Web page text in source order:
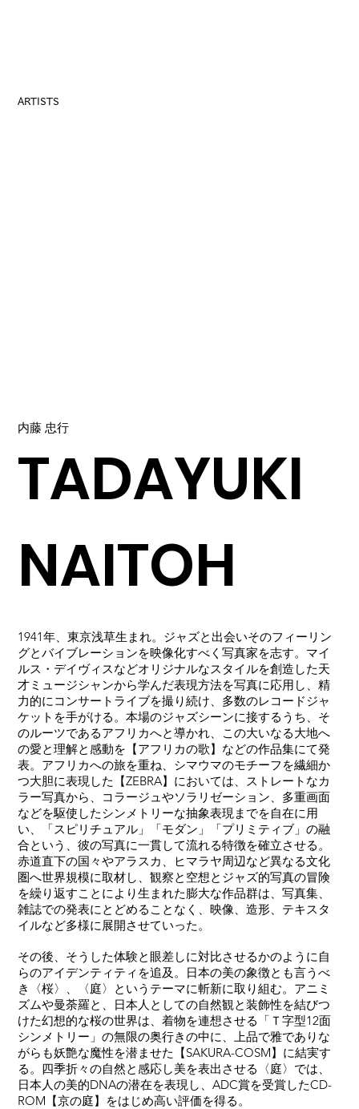
ARTISTS
TADAYUKI
NAITOH
内藤 忠行
1941年、東京浅草生まれ。ジャズと出会いそのフィーリン
グとバイブレーションを映像化すべく写真家を志す。マイ
ルス・デイヴィスなどオリジナルなスタイルを創造した天
才ミュージシャンから学んだ表現方法を写真に応用し、精
力的にコンサートライブを撮り続け、多数のレコードジャ
ケットを手がける。本場のジャズシーンに接するうち、そ
のルーツであるアフリカへと導かれ、この大いなる大地へ
の愛と理解と感動を【アフリカの歌】などの作品集にて発
表。アフリカへの旅を重ね、シマウマのモチーフを繊細か
つ大胆に表現した【ZEBRA】においては、ストレートなカ
ラー写真から、コラージュやソラリゼーション、多重画面
などを駆使したシンメトリーな抽象表現までを自在に用
い、「スピリチュアル」「モダン」「プリミティブ」の融
合という、彼の写真に一貫して流れる特徴を確立させる。
赤道直下の国々やアラスカ、ヒマラヤ周辺など異なる文化
圏へ世界規模に取材し、観察と空想とジャズ的写真の冒険
を繰り返すことにより生まれた膨大な作品群は、写真集、
雑誌での発表にとどめることなく、映像、造形、テキスタ
イルなど多様に展開させていった。
その後、そうした体験と眼差しに対比させるかのように自
らのアイデンティティを追及。日本の美の象徴とも言うべ
き〈桜〉、〈庭〉というテーマに斬新に取り組む。アニミ
ズムや曼荼羅と、日本人としての自然観と装飾性を結びつ
けた幻想的な桜の世界は、着物を連想させる「Ｔ字型12面
シンメトリー」の無限の奥行きの中に、上品で雅でありな
がらも妖艶な魔性を潜ませた【SAKURA-COSM】に結実す
る。四季折々の自然と感応し美を表出させる〈庭〉では、
日本人の美的DNAの潜在を表現し、ADC賞を受賞したCD-
ROM【京の庭】をはじめ高い評価を得る。